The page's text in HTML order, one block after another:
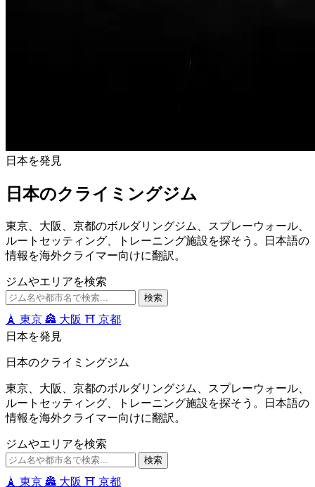
日本を発見
日本のクライミングジム
東京、大阪、京都のボルダリングジム、スプレーウォール、
ルートセッティング、トレーニング施設を探そう。日本語の
情報を海外クライマー向けに翻訳。
ジムやエリアを検索
検索
🗼 東京 🏯 大阪 ⛩️ 京都
日本を発見
日本のクライミングジム
東京、大阪、京都のボルダリングジム、スプレーウォール、
ルートセッティング、トレーニング施設を探そう。日本語の
情報を海外クライマー向けに翻訳。
ジムやエリアを検索
検索
🗼 東京 🏯 大阪 ⛩️ 京都